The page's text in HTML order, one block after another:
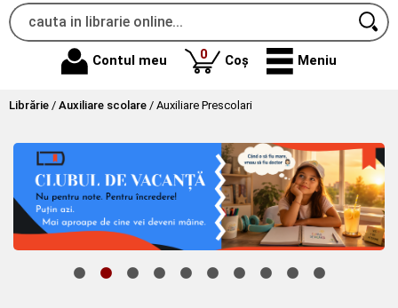
Contul meu 0produse
Coș Meniu
Librărie / Auxiliare scolare / Auxiliare Prescolari